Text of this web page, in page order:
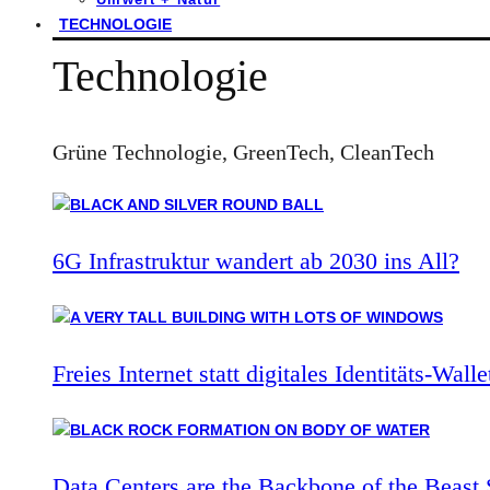
TECHNOLOGIE
Technologie
Grüne Technologie, GreenTech, CleanTech
6G Infrastruktur wandert ab 2030 ins All?
Freies Internet statt digitales Identitäts-